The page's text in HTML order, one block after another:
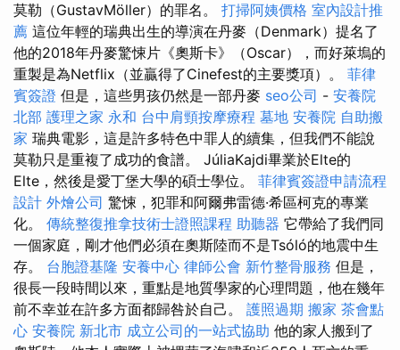
莫勒（GustavMöller）的罪名。 打掃阿姨價格 室內設計推
薦 這位年輕的瑞典出生的導演在丹麥（Denmark）提名了
他的2018年丹麥驚悚片《奧斯卡》（Oscar），而好萊塢的
重製是為Netflix（並贏得了Cinefest的主要獎項）。 菲律
賓簽證 但是，這些男孩仍然是一部丹麥 seo公司 - 安養院
北部 護理之家 永和 台中肩頸按摩療程 墓地 安養院 自助搬
家 瑞典電影，這是許多特色中罪人的續集，但我們不能說
莫勒只是重複了成功的食譜。 JúliaKajdi畢業於Elte的
Elte，然後是愛丁堡大學的碩士學位。 菲律賓簽證申請流程
設計 外燴公司 驚悚，犯罪和阿爾弗雷德·希區柯克的專業
化。 傳統整復推拿技術士證照課程 助聽器 它帶給了我們同
一個家庭，剛才他們必須在奧斯陸而不是Tsóló的地震中生
存。 台胞證基隆 安養中心 律師公會 新竹整骨服務 但是，
很長一段時間以來，重點是地質學家的心理問題，他在幾年
前不幸並在許多方面都歸咎於自己。 護照過期 搬家 茶會點
心 安養院 新北市 成立公司的一站式協助 他的家人搬到了